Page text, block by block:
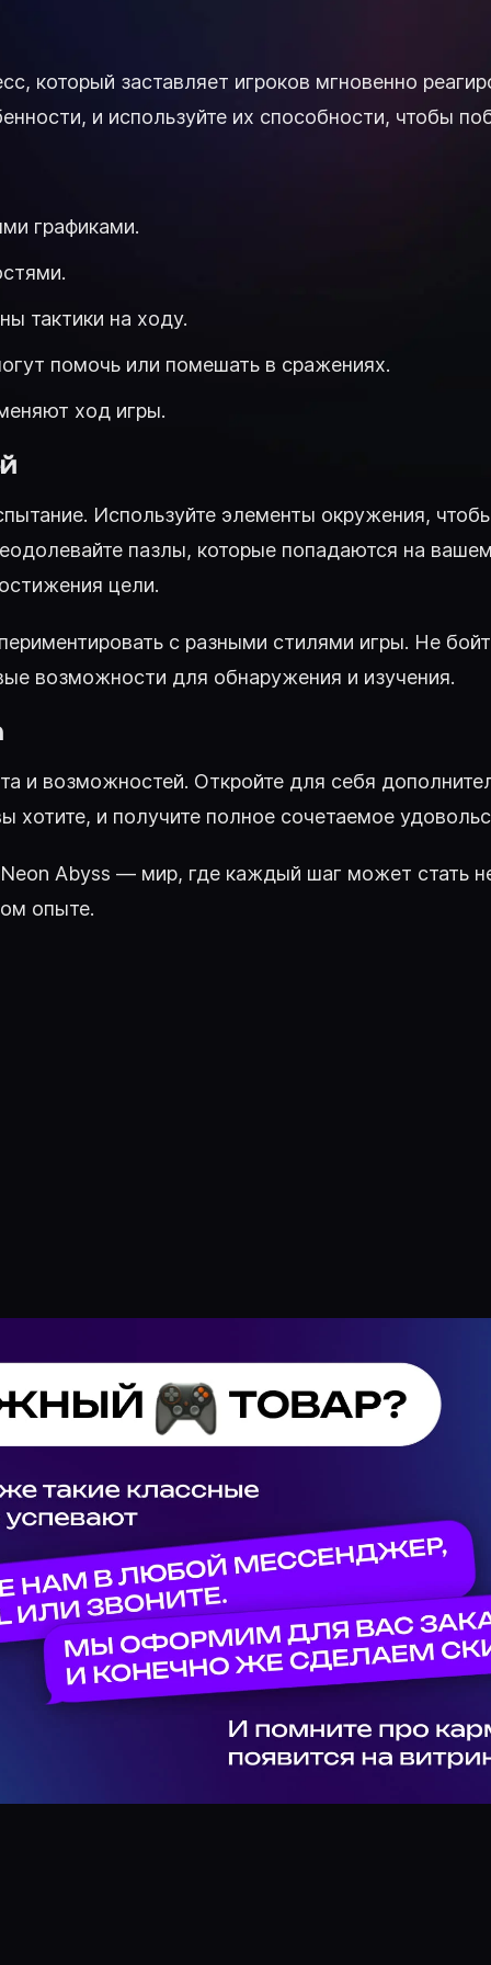
который заставляет игроков мгновенно
и используйте их способности, чтобы
графиками.
тактики на ходу.
помочь или помешать в сражениях.
ход игры.
Используйте элементы окружения,
пазлы, которые попадаются на
цели.
с разными стилями игры. Не
возможности для обнаружения и изучения.
и возможностей. Откройте для себя
хотите, и получите полное сочетаемое
Abyss — мир, где каждый шаг может стать
опыте.